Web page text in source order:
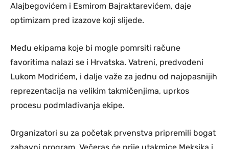
Alajbegovićem i Esmirom Bajraktarevićem, daje
optimizam pred izazove koji slijede.
Među ekipama koje bi mogle pomrsiti račune
favoritima nalazi se i Hrvatska. Vatreni, predvođeni
Lukom Modrićem, i dalje važe za jednu od najopasnijih
reprezentacija na velikim takmičenjima, uprkos
procesu podmlađivanja ekipe.
Organizatori su za početak prvenstva pripremili bogat